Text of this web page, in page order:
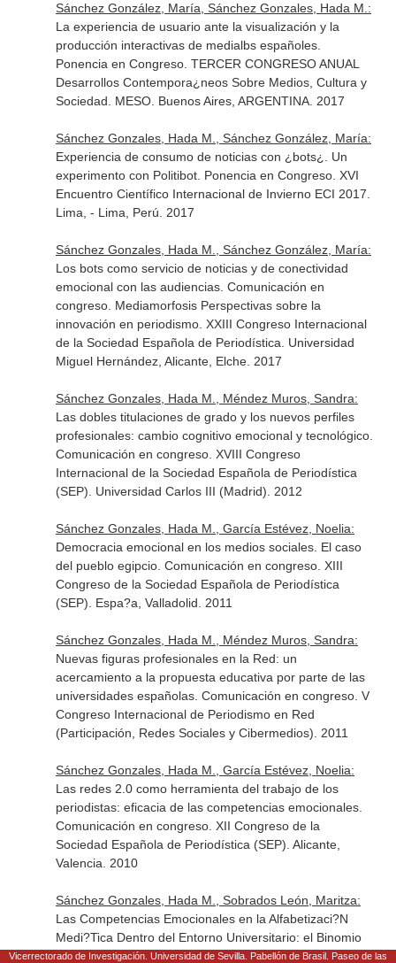
Sánchez González, María, Sánchez Gonzales, Hada M.:
La experiencia de usuario ante la visualización y la
producción interactivas de medialbs españoles.
Ponencia en Congreso. TERCER CONGRESO ANUAL
Desarrollos Contempora¿neos Sobre Medios, Cultura y
Sociedad. MESO. Buenos Aires, ARGENTINA. 2017
Sánchez Gonzales, Hada M., Sánchez González, María:
Experiencia de consumo de noticias con ¿bots¿. Un
experimento con Politibot. Ponencia en Congreso. XVI
Encuentro Científico Internacional de Invierno ECI 2017.
Lima, - Lima, Perú. 2017
Sánchez Gonzales, Hada M., Sánchez González, María:
Los bots como servicio de noticias y de conectividad
emocional con las audiencias. Comunicación en
congreso. Mediamorfosis Perspectivas sobre la
innovación en periodismo. XXIII Congreso Internacional
de la Sociedad Española de Periodística. Universidad
Miguel Hernández, Alicante, Elche. 2017
Sánchez Gonzales, Hada M., Méndez Muros, Sandra:
Las dobles titulaciones de grado y los nuevos perfiles
profesionales: cambio cognitivo emocional y tecnológico.
Comunicación en congreso. XVIII Congreso
Internacional de la Sociedad Española de Periodística
(SEP). Universidad Carlos III (Madrid). 2012
Sánchez Gonzales, Hada M., García Estévez, Noelia:
Democracia emocional en los medios sociales. El caso
del pueblo egipcio. Comunicación en congreso. XIII
Congreso de la Sociedad Española de Periodística
(SEP). Espa?a, Valladolid. 2011
Sánchez Gonzales, Hada M., Méndez Muros, Sandra:
Nuevas figuras profesionales en la Red: un
acercamiento a la propuesta educativa por parte de las
universidades españolas. Comunicación en congreso. V
Congreso Internacional de Periodismo en Red
(Participación, Redes Sociales y Cibermedios). 2011
Sánchez Gonzales, Hada M., García Estévez, Noelia:
Las redes 2.0 como herramienta del trabajo de los
periodistas: eficacia de las competencias emocionales.
Comunicación en congreso. XII Congreso de la
Sociedad Española de Periodística (SEP). Alicante,
Valencia. 2010
Sánchez Gonzales, Hada M., Sobrados León, Maritza:
Las Competencias Emocionales en la Alfabetizaci?N
Medi?Tica Dentro del Entorno Universitario: el Binomio
Ense?Anza-Aprendizaje. Comunicación en congreso.
Vicerrectorado de Investigación. Universidad de Sevilla. Pabellón de Brasil. Paseo de las